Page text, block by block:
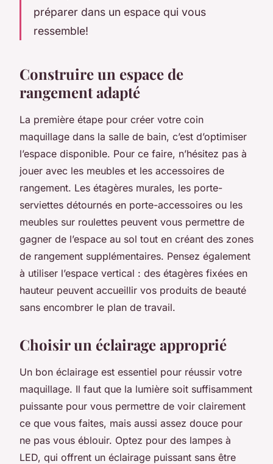
préparer dans un espace qui vous
ressemble!
Construire un espace de
rangement adapté
La première étape pour créer votre coin
maquillage dans la salle de bain, c’est d’optimiser
l’espace disponible. Pour ce faire, n’hésitez pas à
jouer avec les meubles et les accessoires de
rangement. Les étagères murales, les porte-
serviettes détournés en porte-accessoires ou les
meubles sur roulettes peuvent vous permettre de
gagner de l’espace au sol tout en créant des zones
de rangement supplémentaires. Pensez également
à utiliser l’espace vertical : des étagères fixées en
hauteur peuvent accueillir vos produits de beauté
sans encombrer le plan de travail.
Choisir un éclairage approprié
Un bon éclairage est essentiel pour réussir votre
maquillage. Il faut que la lumière soit suffisamment
puissante pour vous permettre de voir clairement
ce que vous faites, mais aussi assez douce pour
ne pas vous éblouir. Optez pour des lampes à
LED, qui offrent un éclairage puissant sans être